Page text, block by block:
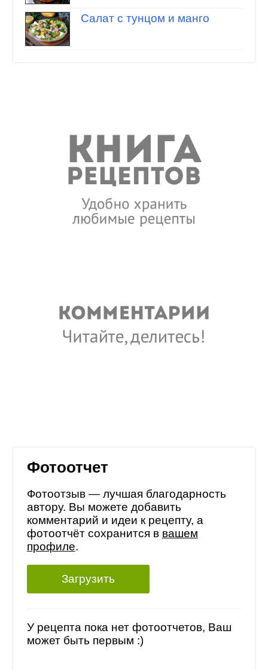
Салат с тунцом и манго
Фотоотчет
Фотоотзыв — лучшая благодарность
автору. Вы можете добавить
комментарий и идеи к рецепту, а
фотоотчёт сохранится в вашем
профиле.
Загрузить
У рецепта пока нет фотоотчетов, Ваш
может быть первым :)